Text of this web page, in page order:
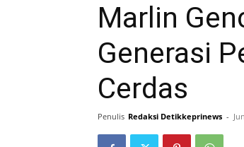
Marlin
Generasi
Cerdas
Penulis Redaksi Detikkeprinews -